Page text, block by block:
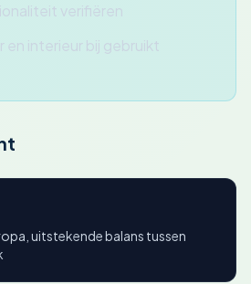
verifiëren
en interieur bij gebruikt
uitstekende balans tussen